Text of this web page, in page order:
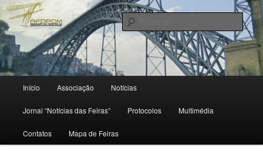
Saltar
para
o
conteúdo
primário
Saltar
para
o
conteúdo
secundário
principal
Início Associação Notícias
Jornal “Notícias das Feiras” Protocolos Multimédia
Contatos Mapa de Feiras